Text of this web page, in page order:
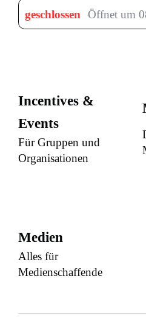
geschlossen Öffnet um
Incentives &
Events
Für Gruppen und
Organisationen
Medien
Alles für
Medienschaffende